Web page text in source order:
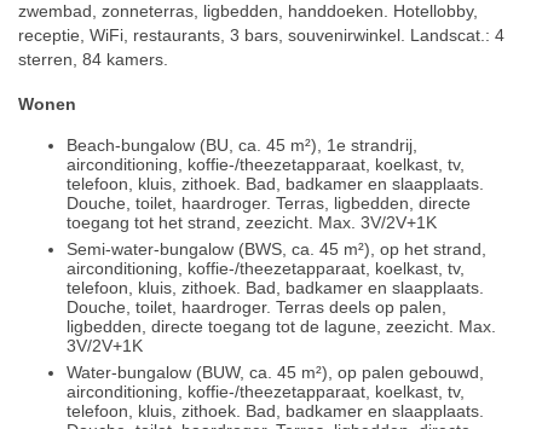
zwembad, zonneterras, ligbedden, handdoeken. Hotellobby,
receptie, WiFi, restaurants, 3 bars, souvenirwinkel. Landscat.: 4
sterren, 84 kamers.
Wonen
Beach-bungalow (BU, ca. 45 m²), 1e strandrij,
airconditioning, koffie-/theezetapparaat, koelkast, tv,
telefoon, kluis, zithoek. Bad, badkamer en slaapplaats.
Douche, toilet, haardroger. Terras, ligbedden, directe
toegang tot het strand, zeezicht. Max. 3V/2V+1K
Semi-water-bungalow (BWS, ca. 45 m²), op het strand,
airconditioning, koffie-/theezetapparaat, koelkast, tv,
telefoon, kluis, zithoek. Bad, badkamer en slaapplaats.
Douche, toilet, haardroger. Terras deels op palen,
ligbedden, directe toegang tot de lagune, zeezicht. Max.
3V/2V+1K
Water-bungalow (BUW, ca. 45 m²), op palen gebouwd,
airconditioning, koffie-/theezetapparaat, koelkast, tv,
telefoon, kluis, zithoek. Bad, badkamer en slaapplaats.